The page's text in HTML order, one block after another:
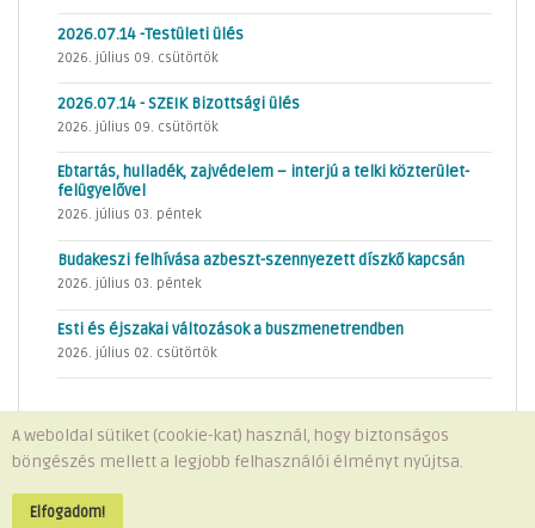
2026.07.14 -Testületi ülés
2026. július 09. csütörtök
2026.07.14 - SZEIK Bizottsági ülés
2026. július 09. csütörtök
Ebtartás, hulladék, zajvédelem – interjú a telki közterület-
felügyelővel
2026. július 03. péntek
Budakeszi felhívása azbeszt-szennyezett díszkő kapcsán
2026. július 03. péntek
Esti és éjszakai változások a buszmenetrendben
2026. július 02. csütörtök
Minden jog fenntartva © 2026 Telki Község Önkormányzata
A weboldal sütiket (cookie-kat) használ, hogy biztonságos
böngészés mellett a legjobb felhasználói élményt nyújtsa.
Elfogadom!